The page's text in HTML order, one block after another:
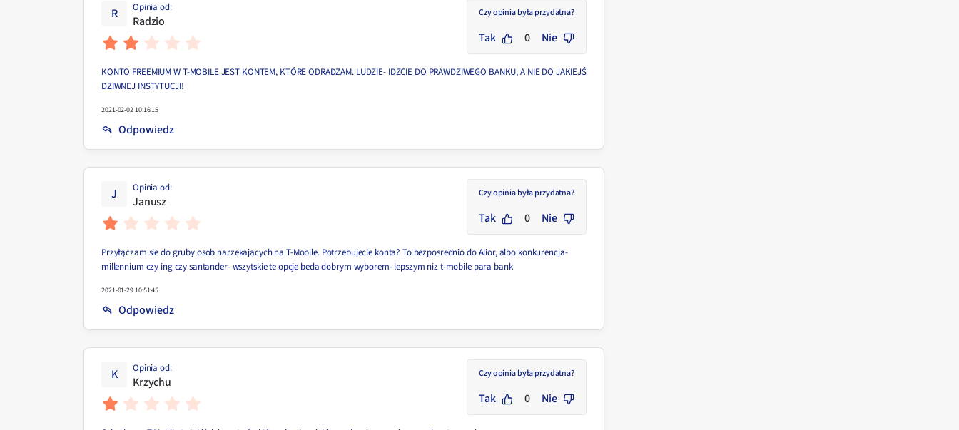
R Opinia od:
Radzio
Czy opinia była przydatna?
Tak 0 Nie
KONTO FREEMIUM W T-MOBILE JEST KONTEM, KTÓRE ODRADZAM. LUDZIE- IDZCIE DO PRAWDZIWEGO BANKU, A NIE DO JAKIEJŚ
DZIWNEJ INSTYTUCJI!
2021-02-02 10:16:15
Odpowiedz
J Opinia od:
Janusz
Czy opinia była przydatna?
Tak 0 Nie
Przyłączam sie do gruby osob narzekających na T-Mobile. Potrzebujecie konta? To bezposrednio do Alior, albo konkurencja-
millennium czy ing czy santander- wszytskie te opcje beda dobrym wyborem- lepszym niz t-mobile para bank
2021-01-29 10:51:45
Odpowiedz
K Opinia od:
Krzychu
Czy opinia była przydatna?
Tak 0 Nie